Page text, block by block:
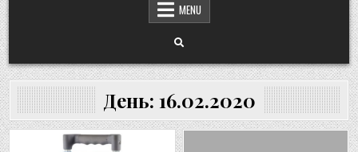
MENU
День: 16.02.2020